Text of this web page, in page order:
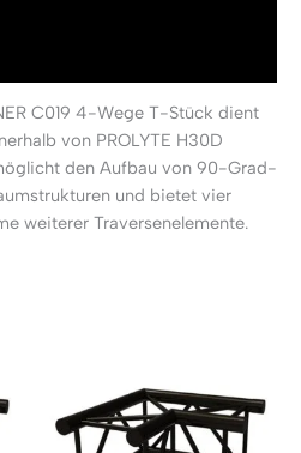
C019 4-Wege T-Stück dient
von PROLYTE H30D
den Aufbau von 90-Grad-
und bietet vier
weiterer Traversenelemente.